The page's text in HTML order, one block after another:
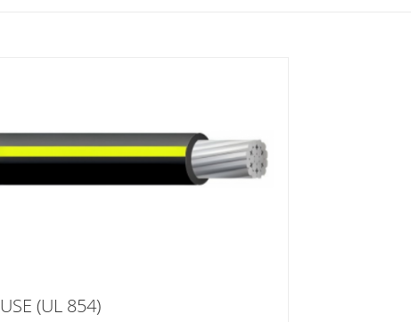
USE (UL 854)